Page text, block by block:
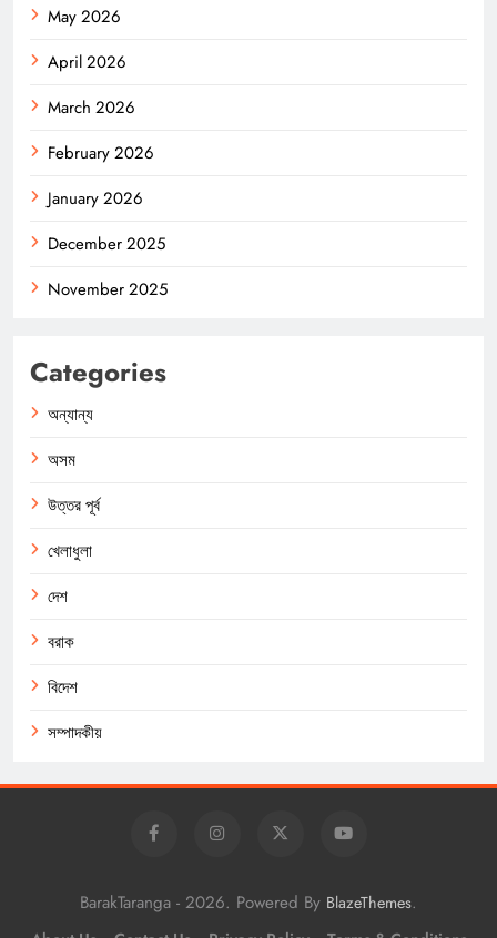
May 2026
April 2026
March 2026
February 2026
January 2026
December 2025
November 2025
Categories
অন্যান্য
অসম
উত্তর পূর্ব
খেলাধুলা
দেশ
বরাক
বিদেশ
সম্পাদকীয়
BarakTaranga - 2026. Powered By BlazeThemes.